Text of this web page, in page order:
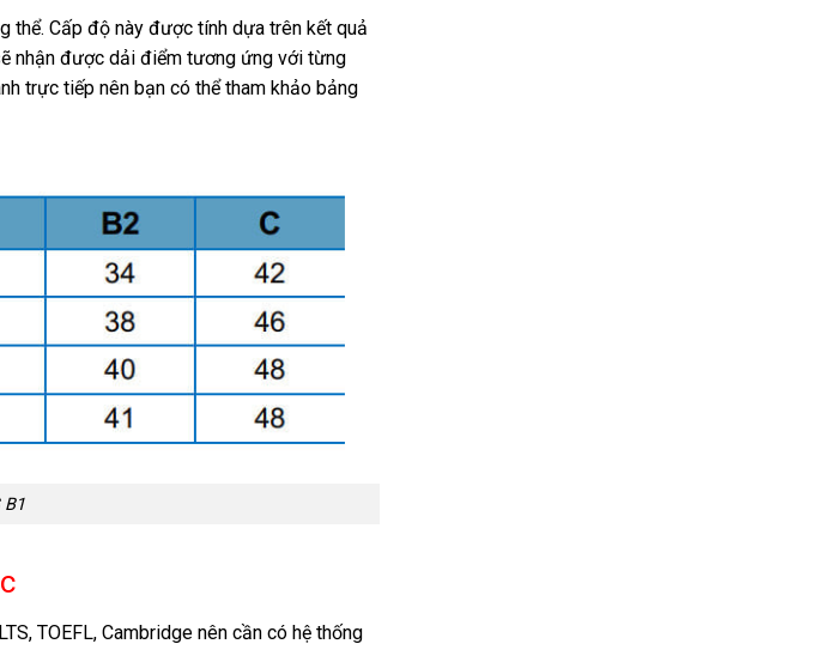
thể. Cấp độ này được tính dựa trên kết quả
nhận được dải điểm tương ứng với từng
trực tiếp nên bạn có thể tham khảo bảng
B1
TOEFL, Cambridge nên cần có hệ thống